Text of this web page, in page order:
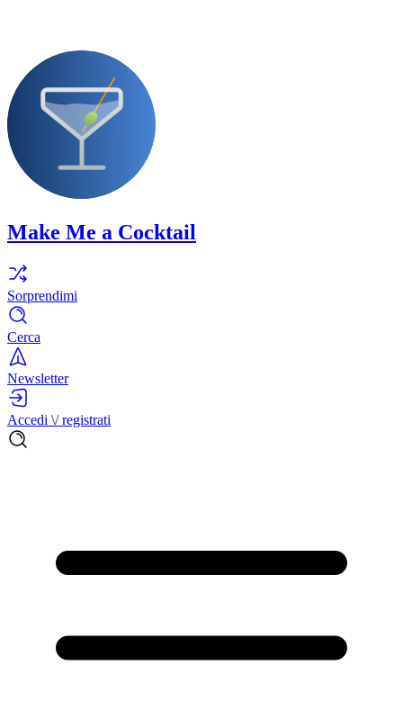
Make Me a Cocktail
Sorprendimi
Cerca
Newsletter
Accedi \/ registrati